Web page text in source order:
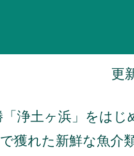
更
「浄土ヶ浜」をは
獲れた新鮮な魚介